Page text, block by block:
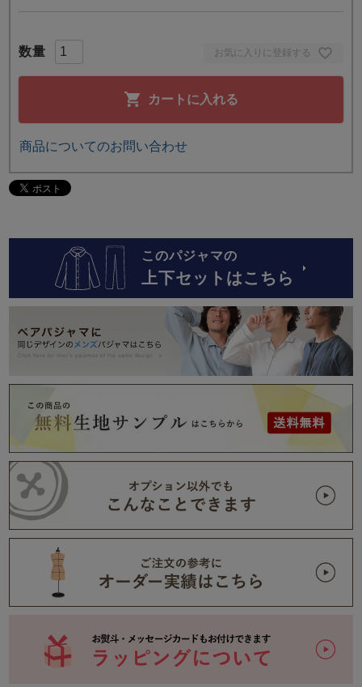
お気に入りに登録する
カートに入れる
商品についてのお問い合わせ
このパジャマの
上下セットはこちら